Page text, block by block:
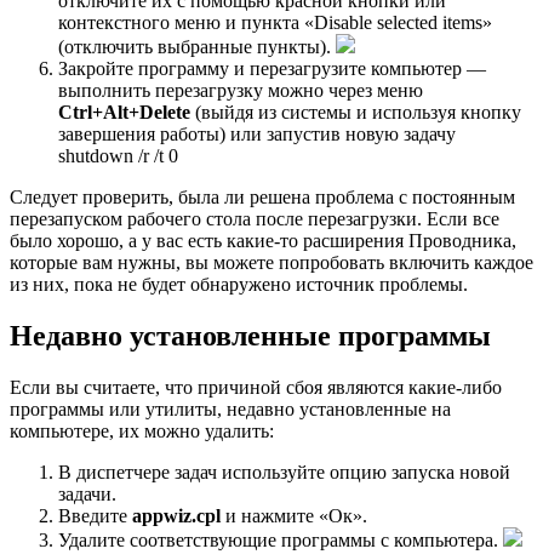
контекстного меню и пункта «Disable selected items»
(отключить выбранные пункты).
Закройте программу и перезагрузите компьютер —
выполнить перезагрузку можно через меню
Ctrl+Alt+Delete (выйдя из системы и используя кнопку
завершения работы) или запустив новую задачу
shutdown /r /t 0
Следует проверить, была ли решена проблема с постоянным
перезапуском рабочего стола после перезагрузки. Если все
было хорошо, а у вас есть какие-то расширения Проводника,
которые вам нужны, вы можете попробовать включить каждое
из них, пока не будет обнаружено источник проблемы.
Недавно установленные программы
Если вы считаете, что причиной сбоя являются какие-либо
программы или утилиты, недавно установленные на
компьютере, их можно удалить:
В диспетчере задач используйте опцию запуска новой
задачи.
Введите appwiz.cpl и нажмите «Ок».
Удалите соответствующие программы с компьютера.